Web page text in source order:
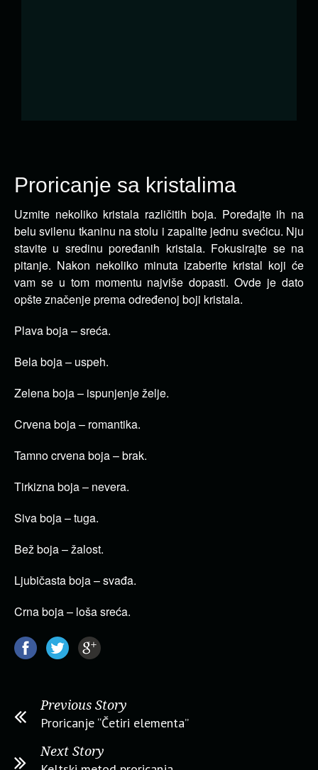
Proricanje sa kristalima
Uzmite nekoliko kristala različitih boja. Poređajte ih na
belu svilenu tkaninu na stolu i zapalite jednu svećicu. Nju
stavite u sredinu poređanih kristala. Fokusirajte se na
pitanje. Nakon nekoliko minuta izaberite kristal koji će
vam se u tom momentu najviše dopasti. Ovde je dato
opšte značenje prema određenoj boji kristala.
Plava boja – sreća.
Bela boja – uspeh.
Zelena boja – ispunjenje želje.
Crvena boja – romantika.
Tamno crvena boja – brak.
Tirkizna boja – nevera.
Siva boja – tuga.
Bež boja – žalost.
Ljubičasta boja – svađa.
Crna boja – loša sreća.
Previous Story
Proricanje “Četiri elementa”
Next Story